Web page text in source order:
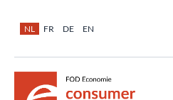
NL FR DE EN